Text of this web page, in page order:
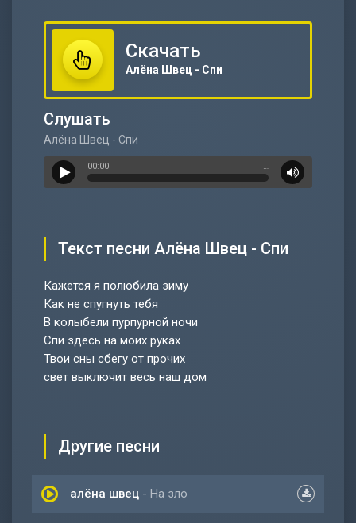
Скачать
Алёна Швец - Спи
Слушать
Алёна Швец - Спи
00:00 …
Текст песни Алёна Швец - Спи
Кажется я полюбила зиму
Как не спугнуть тебя
В колыбели пурпурной ночи
Спи здесь на моих руках
Твои сны сбегу от прочих
свет выключит весь наш дом
Другие песни
алёна швец - На зло